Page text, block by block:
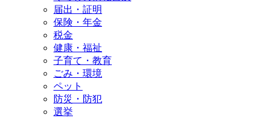
届出・証明
保険・年金
税金
健康・福祉
子育て・教育
ごみ・環境
ペット
防災・防犯
選挙